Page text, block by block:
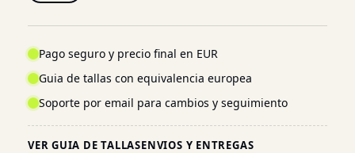
Pago seguro y precio final en EUR
Guia de tallas con equivalencia europea
Soporte por email para cambios y seguimiento
VER GUIA DE TALLASENVIOS Y ENTREGAS